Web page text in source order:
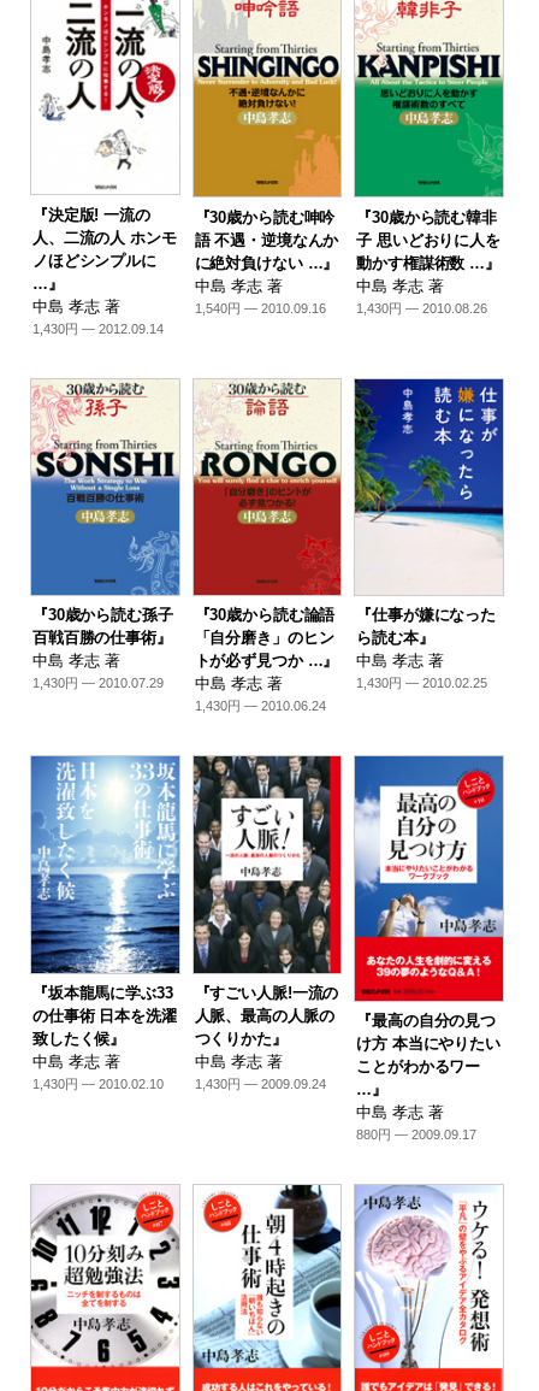
『決定版! 一流の
人、二流の人 ホンモ
ノほどシンプルに
…』
中島 孝志 著
1,430円 — 2012.09.14
『30歳から読む呻吟
語 不遇・逆境なんか
に絶対負けない …』
中島 孝志 著
1,540円 — 2010.09.16
『30歳から読む韓非
子 思いどおりに人を
動かす権謀術数 …』
中島 孝志 著
1,430円 — 2010.08.26
『30歳から読む孫子
百戦百勝の仕事術』
中島 孝志 著
1,430円 — 2010.07.29
『30歳から読む論語
「自分磨き」のヒン
トが必ず見つか …』
中島 孝志 著
1,430円 — 2010.06.24
『仕事が嫌になった
ら読む本』
中島 孝志 著
1,430円 — 2010.02.25
『坂本龍馬に学ぶ33
の仕事術 日本を洗濯
致したく候』
中島 孝志 著
1,430円 — 2010.02.10
『すごい人脈!一流の
人脈、最高の人脈の
つくりかた』
中島 孝志 著
1,430円 — 2009.09.24
『最高の自分の見つ
け方 本当にやりたい
ことがわかるワー
…』
中島 孝志 著
880円 — 2009.09.17